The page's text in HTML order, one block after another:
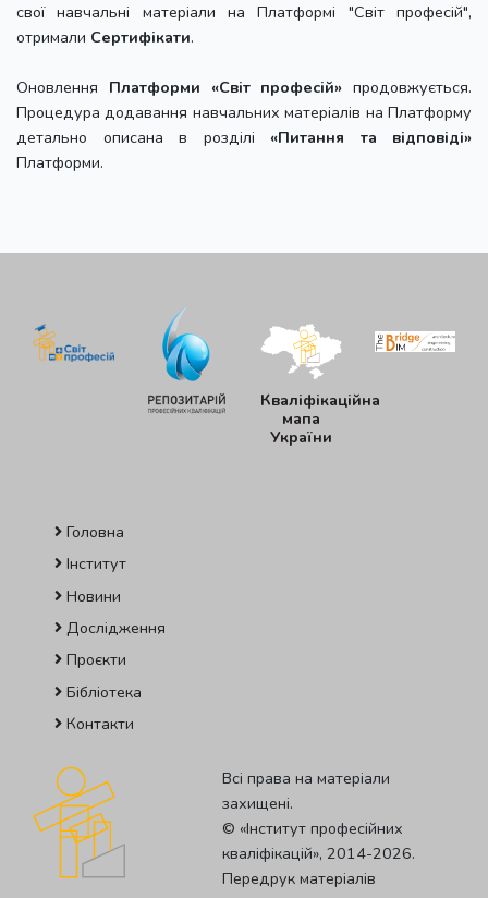
свої навчальні матеріали на Платформі "Світ професій",
отримали Сертифікати.
Оновлення Платформи «Світ професій» продовжується.
Процедура додавання навчальних матеріалів на Платформу
детально описана в розділі «Питання та відповіді»
Платформи.
Кваліфікаційна
мапа
України
Головна
Інститут
Новини
Дослідження
Проєкти
Бібліотека
Контакти
Всі права на матеріали
захищені.
© «Iнститут професiйних
квалiфiкацiй», 2014-2026.
Передрук матеріалів